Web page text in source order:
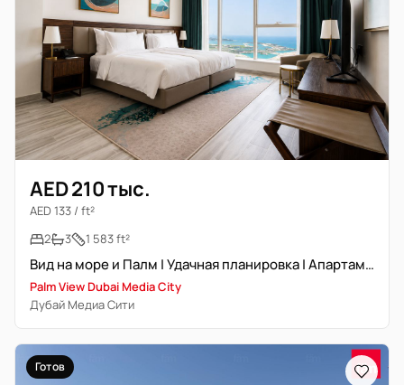
AED 210 тыс.
AED 133 / ft²
2
3 1 583 ft²
Вид на море и Палм | Удачная планировка | Апартаменты с обслуживанием
Palm View Dubai Media City
Дубай Медиа Сити
Готов